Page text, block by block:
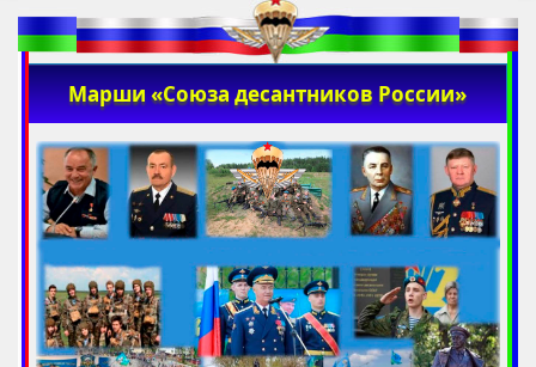
Марши «Союза десантников России»